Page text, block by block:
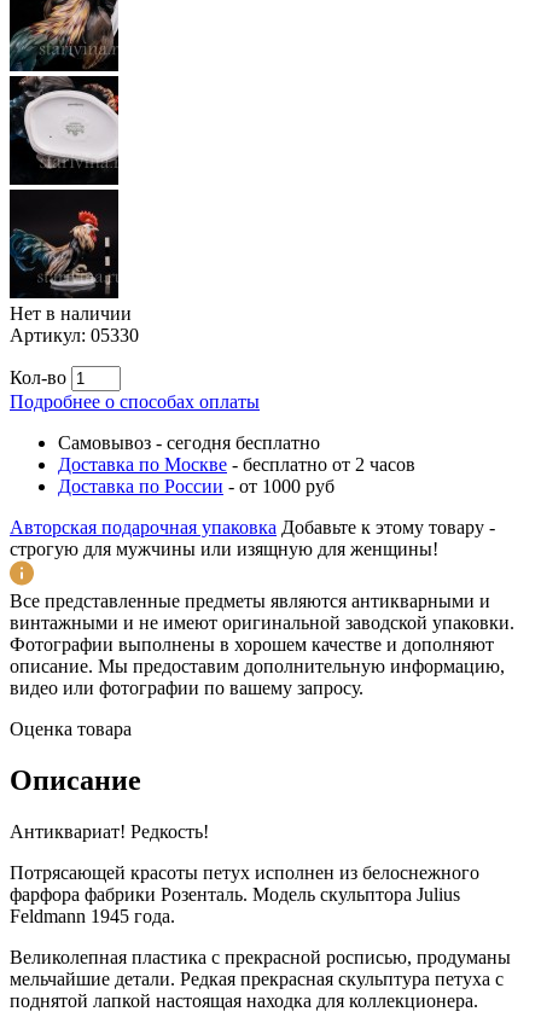
Нет в наличии
Артикул: 05330
Кол-во
Подробнее о способах оплаты
Самовывоз - сегодня бесплатно
Доставка по Москве - бесплатно от 2 часов
Доставка по России - от 1000 руб
Авторская подарочная упаковка Добавьте к этому товару -
строгую для мужчины или изящную для женщины!
Все представленные предметы являются антикварными и
винтажными и не имеют оригинальной заводской упаковки.
Фотографии выполнены в хорошем качестве и дополняют
описание. Мы предоставим дополнительную информацию,
видео или фотографии по вашему запросу.
Оценка товара
Описание
Антиквариат! Редкость!
Потрясающей красоты петух исполнен из белоснежного
фарфора фабрики Розенталь. Модель скульптора Julius
Feldmann 1945 года.
Великолепная пластика с прекрасной росписью, продуманы
мельчайшие детали. Редкая прекрасная скульптура петуха с
поднятой лапкой настоящая находка для коллекционера.